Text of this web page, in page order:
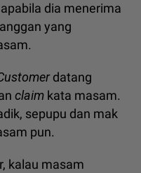
dia menerima
yang
datang
claim kata masam.
sepupu dan mak
pun.
kalau masam